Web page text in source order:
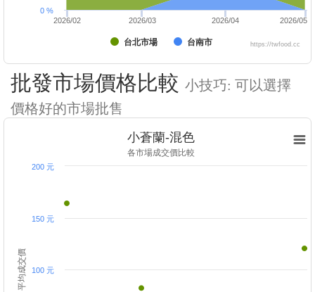
台北市場 台南市
2026/02 2026/03 2026/04 2026/05
0 %
https://twfood.cc
批發市場價格比較 小技巧: 可以選擇
價格好的市場批售
平均成交價
小蒼蘭-混色
各市場成交價比較
100 元
150 元
200 元